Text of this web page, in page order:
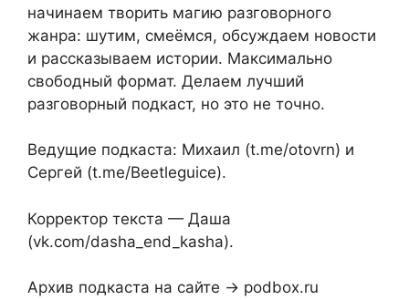
начинаем творить магию разговорного
жанра: шутим, смеёмся, обсуждаем новости
и рассказываем истории. Максимально
свободный формат. Делаем лучший
разговорный подкаст, но это не точно.
Ведущие подкаста: Михаил (t.me/otovrn) и
Сергей (t.me/Beetleguice).
Корректор текста — Даша
(vk.com/dasha_end_kasha).
Архив подкаста на сайте → podbox.ru